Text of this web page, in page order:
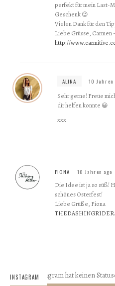
perfekt für mein Last-
Geschenk 😉
Vielen Dank für den
Liebe Grüsse, Carmen
http://
ALINA 10 Jahren
Sehr gerne! Freue
dir helfen konnte 😀
xxx
FIONA 10 Jahren ago
Die Idee ist ja so süß!
schönes Osterfest!
Liebe Grüße, Fiona
INSTAGRAMInstagram hat keinen